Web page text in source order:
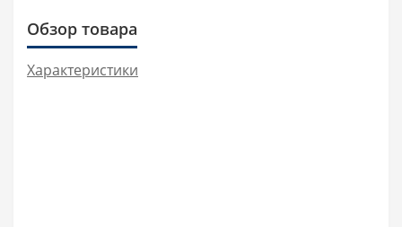
Обзор товара
Характеристики